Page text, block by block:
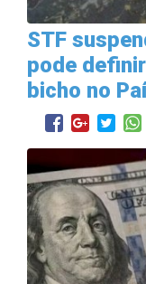
STF
pode
bicho no